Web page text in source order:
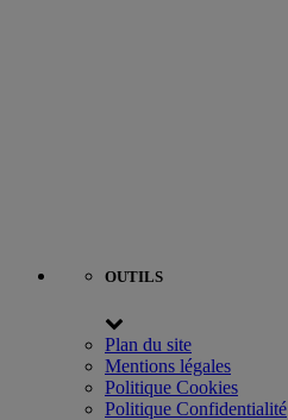
OUTILS
Plan du site
Mentions légales
Politique Cookies
Politique Confidentialité